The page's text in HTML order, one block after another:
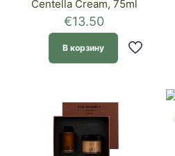
Centella Cream, 75ml
€13.50
В корзину